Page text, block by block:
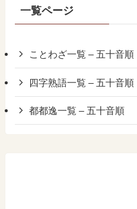
一覧ページ
ことわざ一覧 – 五十音順
四字熟語一覧 – 五十音順
都都逸一覧 – 五十音順